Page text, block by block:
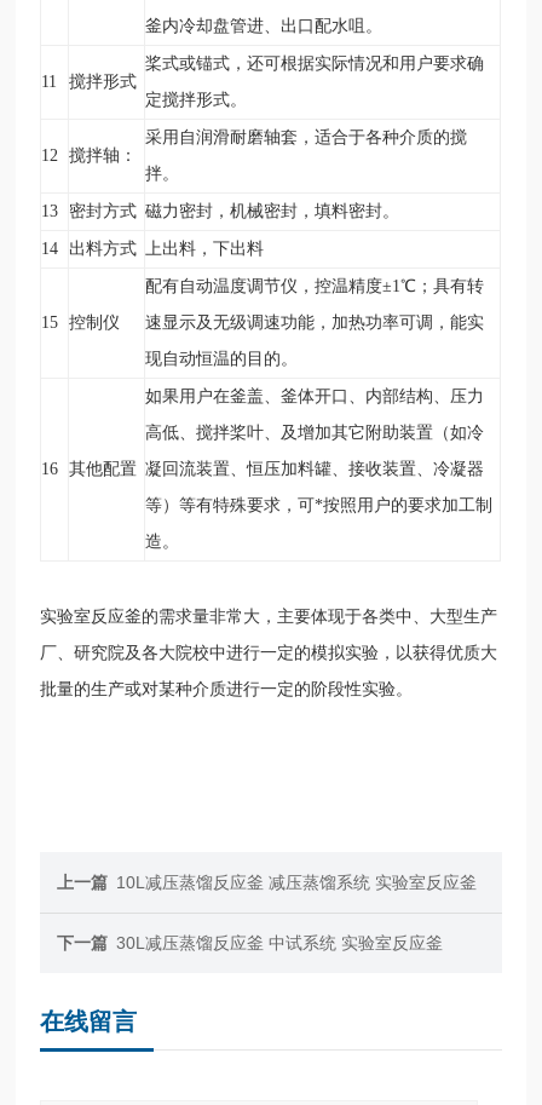
釜内冷却盘管进、出口配水咀。
11 搅拌形式
桨式或锚式，还可根据实际情况和用户要求确
定搅拌形式。
12 搅拌轴：
采用自润滑耐磨轴套，适合于各种介质的搅
拌。
13 密封方式 磁力密封，机械密封，填料密封。
14 出料方式 上出料，下出料
15 控制仪
配有自动温度调节仪，控温精度±1℃ ；具有转
速显示及无级调速功能，加热功率可调，能实
现自动恒温的目的。
16 其他配置
如果用户在釜盖、釜体开口、内部结构、压力
高低、搅拌桨叶、及增加其它附助装置（如冷
凝回流装置、恒压加料罐、接收装置、冷凝器
等）等有特殊要求，可*按照用户的要求加工制
造。
实验室反应釜的需求量非常大，主要体现于各类中、大型生产
厂、研究院及各大院校中进行一定的模拟实验，以获得优质大
批量的生产或对某种介质进行一定的阶段性实验。
上一篇 10L减压蒸馏反应釜 减压蒸馏系统 实验室反应釜
下一篇 30L减压蒸馏反应釜 中试系统 实验室反应釜
在线留言